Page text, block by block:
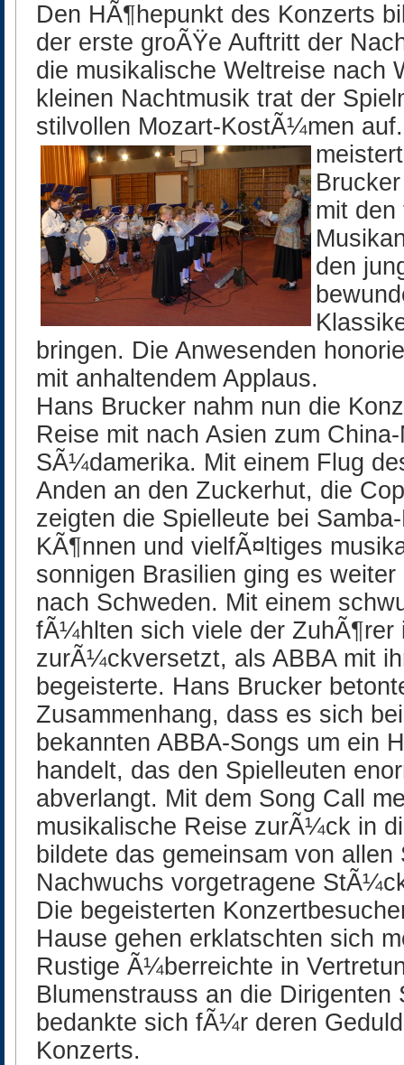
Den HÃ¶hepunkt des Konzerts
der erste groÃŸe Auftritt der
die musikalische Weltreise nach
kleinen Nachtmusik trat der
stilvollen Mozart-KostÃ¼men
mit
den
bringen. Die Anwesenden
mit anhaltendem Applaus.
Hans Brucker nahm nun die
Reise mit nach Asien zum
SÃ¼damerika. Mit einem Flug
Anden an den Zuckerhut, die
zeigten die Spielleute bei
KÃ¶nnen und vielfÃ¤ltiges
sonnigen Brasilien ging es
nach Schweden. Mit einem
fÃ¼hlten sich viele der ZuhÃ¶rer
zurÃ¼ckversetzt, als ABBA mit
begeisterte. Hans Brucker
Zusammenhang, dass es sich
bekannten ABBA-Songs um ein
handelt, das den Spielleuten
abverlangt. Mit dem Song Call
musikalische Reise zurÃ¼ck in
bildete das gemeinsam von
Nachwuchs vorgetragene
Die begeisterten
Hause gehen erklatschten sich
Rustige Ã¼berreichte in
Blumenstrauss an die Dirigenten
bedankte sich fÃ¼r deren
Konzerts.